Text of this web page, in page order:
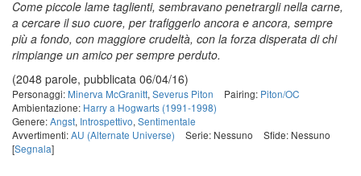
Come piccole lame taglienti, sembravano penetrargli nella carne,
a cercare il suo cuore, per trafiggerlo ancora e ancora, sempre
più a fondo, con maggiore crudeltà, con la forza disperata di chi
rimpiange un amico per sempre perduto.
(2048 parole, pubblicata 06/04/16)
Personaggi: Minerva McGranitt, Severus Piton Pairing: Piton/OC
Ambientazione: Harry a Hogwarts (1991-1998)
Genere:Angst, Introspettivo, Sentimentale
Avvertimenti:AU (Alternate Universe) Serie: Nessuno
Sfide: Nessuno
[Segnala]